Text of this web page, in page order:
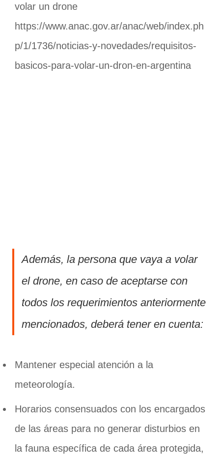
volar un drone
https://www.anac.gov.ar/anac/web/index.ph
p/1/1736/noticias-y-novedades/requisitos-
basicos-para-volar-un-dron-en-argentina
Además, la persona que vaya a volar
el drone, en caso de aceptarse con
todos los requerimientos anteriormente
mencionados, deberá tener en cuenta:
Mantener especial atención a la
meteorología.
Horarios consensuados con los encargados
de las áreas para no generar disturbios en
la fauna específica de cada área protegida,